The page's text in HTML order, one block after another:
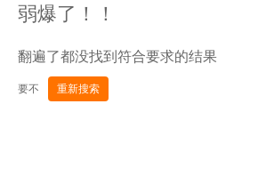
弱爆了！！
翻遍了都没找到符合要求的结果
要不 重新搜索